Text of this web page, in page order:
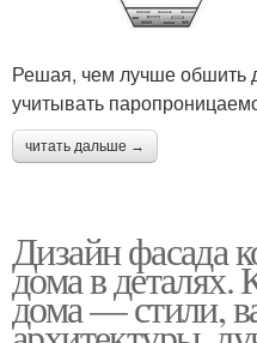
Решая, чем лучше обшить
учитывать
читать дальше →
Дизайн фасада
дома в
дома — стили,